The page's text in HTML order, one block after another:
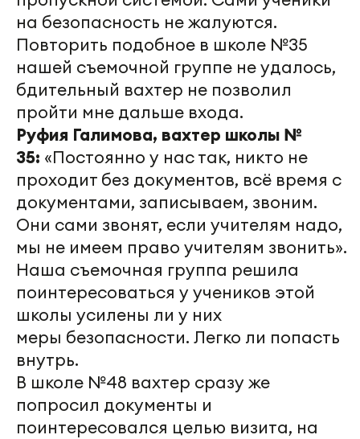
на безопасность не жалуются.
Повторить подобное в школе №35
нашей съемочной группе не удалось,
бдительный вахтер не позволил
пройти мне дальше входа.
Руфия Галимова, вахтер школы №
35: «Постоянно у нас так, никто не
проходит без документов, всё время с
документами, записываем, звоним.
Они сами звонят, если учителям надо,
мы не имеем право учителям звонить».
Наша съемочная группа решила
поинтересоваться у учеников этой
школы усилены ли у них
меры безопасности. Легко ли попасть
внутрь.
В школе №48 вахтер сразу же
попросил документы и
поинтересовался целью визита, на